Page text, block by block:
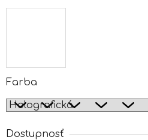
Farba
Dostupnosť